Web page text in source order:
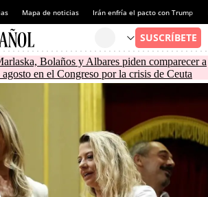
Mapa de noticias Irán enfría el pacto con Trump
Bolaños y Albares piden comparecer a
en el Congreso por la crisis de Ceuta